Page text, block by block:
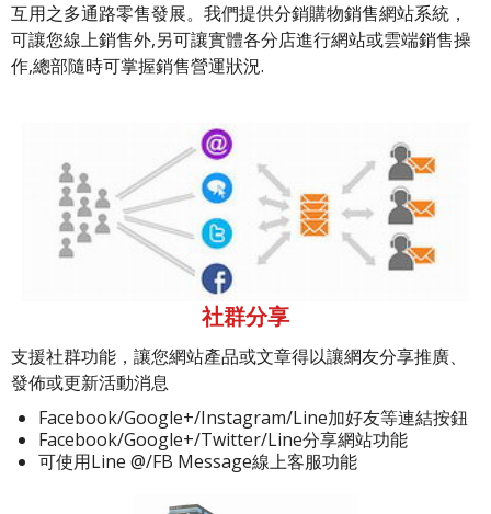
互用之多通路零售發展。我們提供分銷購物銷售網站系統，
可讓您線上銷售外,另可讓實體各分店進行網站或雲端銷售操
作,總部隨時可掌握銷售營運狀況.
社群分享
支援社群功能，讓您網站產品或文章得以讓網友分享推廣、
發佈或更新活動消息
Facebook/Google+/Instagram/Line加好友等連結按鈕
Facebook/Google+/Twitter/Line分享網站功能
可使用Line @/FB Message線上客服功能